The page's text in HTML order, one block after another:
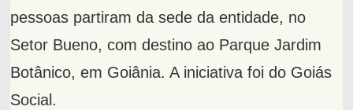
pessoas partiram da sede da entidade, no
Setor Bueno, com destino ao Parque Jardim
Botânico, em Goiânia. A iniciativa foi do Goiás
Social.